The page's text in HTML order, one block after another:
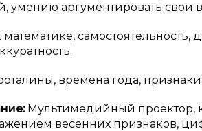
умению аргументировать свои
математике,
времена года,
Мультимедийный проектор,
весенних признаков,